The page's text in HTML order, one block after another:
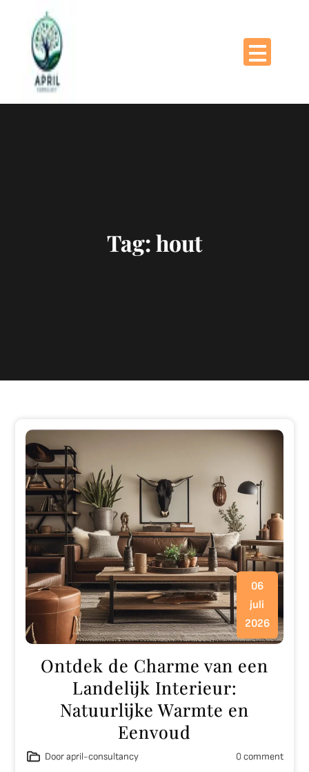
Tag:hout
06
juli
2026
Ontdek de Charme van een
Landelijk Interieur:
Natuurlijke Warmte en
Eenvoud
Door april-consultancy
0 comment